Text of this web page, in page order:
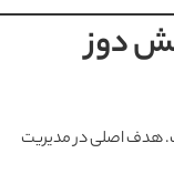
دوز
هدف اصلی در مدیریت